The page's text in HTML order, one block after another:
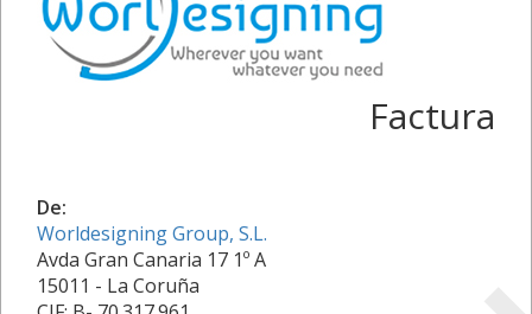
Factura
De:
Worldesigning Group, S.L.
Avda Gran Canaria 17 1º A
15011 - La Coruña